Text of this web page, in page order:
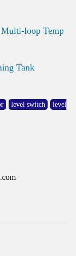
loop Temp
Tank
level switch
level